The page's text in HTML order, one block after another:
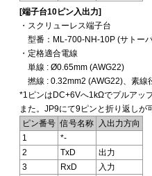
[端子台10ピン入出力]
・スクリューレス端子台
型番：ML-700-NH-10P (サトー
・定格適合電線
単線 : Ø0.65mm (AWG22)
撚線 : 0.32mm2 (AWG22)、素線
*1ピンはDC+6Vへ1kΩでプルアッ
また。JP9にて9ピンと折り返しが
ピン番号 信号名称
入出力方向
1
*-
2
TxD
出力
3
RxD
入力